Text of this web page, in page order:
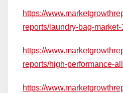
https://
reports/laundry-bag-
https://
reports/high-performance-
https://